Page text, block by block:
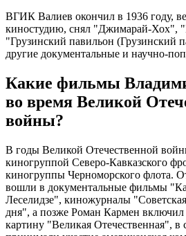
ВГИК Валиев окончил в 1936 году,
киностудию, снял "Джимарай-Хох",
"Грузинский павильон
другие документальные и научно-
Какие фильмы
во время Великой
войны?
В годы Великой Отечественной
киногруппой Северо-Кавказского
киногруппы Черноморского флота.
вошли в документальные фильмы
Леселидзе", киножурналы
дня", а позже Роман Кармен
картину "Великая Отечественная", в